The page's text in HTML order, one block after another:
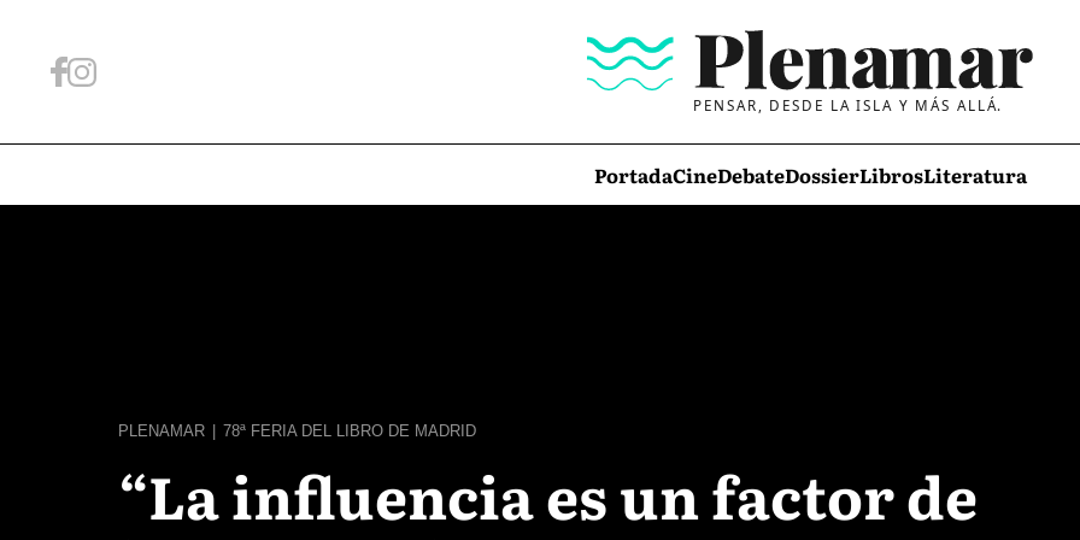
PENSAR, DESDE LA ISLA Y MÁS ALLÁ.
PortadaCineDebateDossierLibrosLiteratura
PLENAMAR 78ª FERIA DEL LIBRO DE MADRID
“La influencia es un factor de